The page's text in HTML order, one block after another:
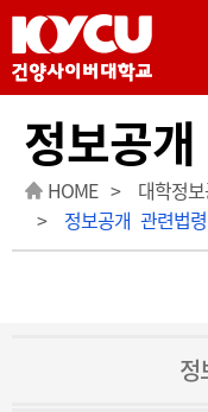
이 사이트는
정보공개
HOME 대학정
정보공개 관련법령
정